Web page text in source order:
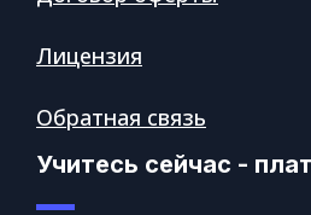
Лицензия
Обратная связь
Учитесь сейчас -